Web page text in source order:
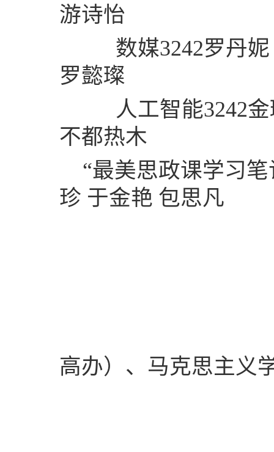
游诗怡
数媒3242罗丹
罗懿璨
人工智能3242
不都热木
“最美思政课学习笔
珍 于金艳 包思凡
高办）、马克思主义